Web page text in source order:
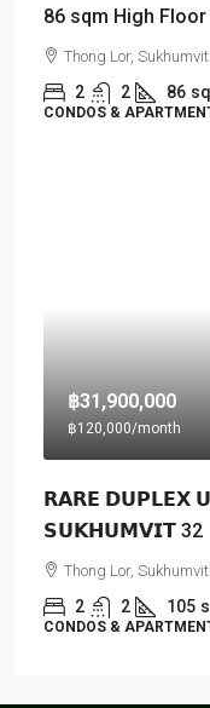
86 sqm High
Thong Lor, Sukhumvit
2 2 86
CONDOS &
฿31,900,000
฿120,000/month
𝗥𝗔𝗥𝗘 𝗗𝗨𝗣𝗟𝗘𝗫
𝗦𝗨𝗞𝗛𝗨𝗠𝗩𝗜𝗧 32
Thong Lor, Sukhumvit
2 2 105
CONDOS &